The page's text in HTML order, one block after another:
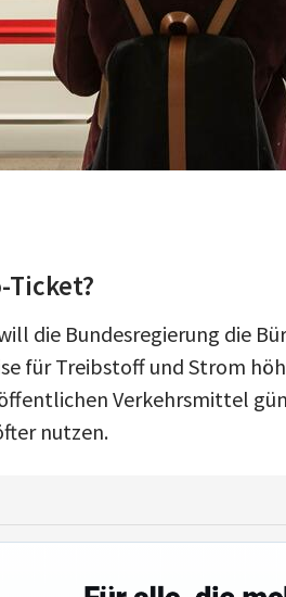
Ticket?
die Bundesregierung die
für Treibstoff und Strom
Verkehrsmittel
nutzen.